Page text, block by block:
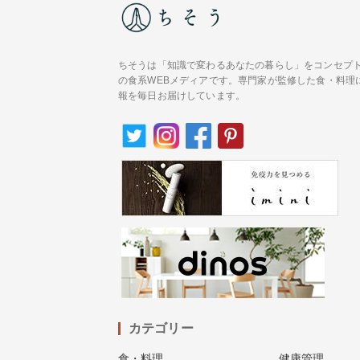
ちそうは「知識で変わるあなたの暮らし」をコンセプ
の食系WEBメディアです。専門家が監修した食・料理
報を毎日お届けしています。
カテゴリー